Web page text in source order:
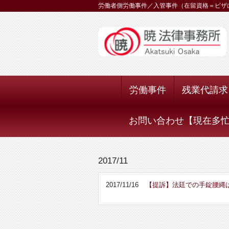
労働者側労働事件／入管事件（在留資格＝ビ
労働事件 残業代請求
お問い合わせ【現在多
2017/11
2017/11/16 【提訴】法廷での手錠腰